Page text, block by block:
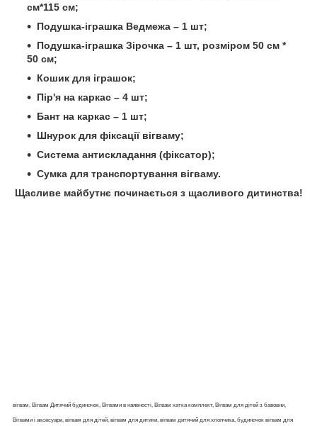
см*115 см;
Подушка-іграшка Ведмежа – 1 шт;
Подушка-іграшка Зірочка – 1 шт, розміром 50 см *
50 см;
Кошик для іграшок;
Пір'я на каркас – 4 шт;
Бант на каркас – 1 шт;
Шнурок для фіксації вігваму;
Система антискладання (фіксатор);
Сумка для транспортування вігваму.
Щасливе майбутнє починається з щасливого дитинства!
вігвам, Вігвам Дитячий будиночок, Вігвами в наявності, Вігвам хатка комплект, Вігвам для дітей з бавовни,
Вігвами і аксесуари, вігвам для дітей, вігвам для дитини, вігвам дитячий для хлопчика, будиночок вігвам для